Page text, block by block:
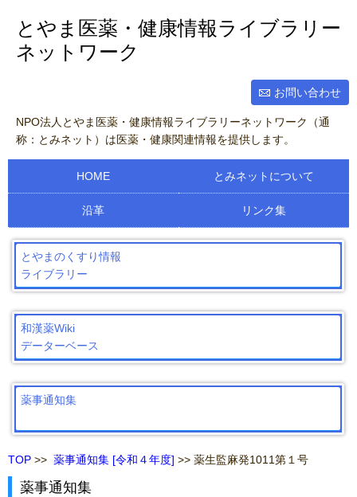
とやま医薬・健康情報ライブラリー
ネットワーク
お問い合わせ
NPO法人とやま医薬・健康情報ライブラリーネットワーク（通
称：とみネット）は医薬・健康関連情報を提供します。
HOME とみネットについて
沿革 リンク集
とやまのくすり情報
ライブラリー
和漢薬Wiki
データーベース
薬事通知集
TOP >> 薬事通知集 [令和４年度] >> 薬生監麻発1011第１号
薬事通知集